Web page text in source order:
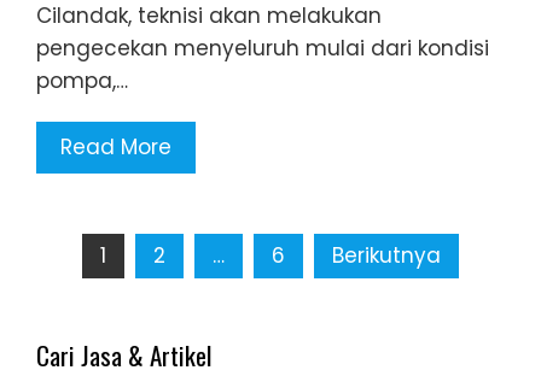
Cilandak, teknisi akan melakukan
pengecekan menyeluruh mulai dari kondisi
pompa,…
Read More
Paginasi
1 2 … 6 Berikutnya
Cari Jasa & Artikel